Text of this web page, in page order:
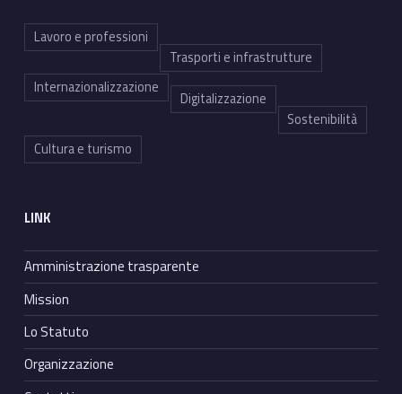
Lavoro e professioni
Trasporti e infrastrutture
Internazionalizzazione
Digitalizzazione
Sostenibilità
Cultura e turismo
LINK
Amministrazione trasparente
Mission
Lo Statuto
Organizzazione